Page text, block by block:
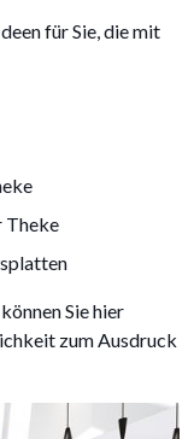
für Sie, die mit
Theke
Sie hier
zum Ausdruck